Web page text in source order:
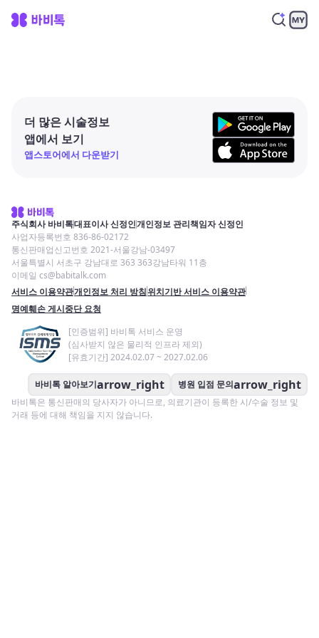
더 많은 시술정보
앱에서 보기
앱스토어에서 다운받기
주식회사 바비톡대표이사 신정인개인정보 관리책임자 신정인
사업자등록번호 836-86-02172
통신판매업신고번호 2021-서울강남-03497
서울특별시 서초구 강남대로 363 363강남타워 11층
이메일 cs@babitalk.com
서비스 이용약관개인정보 처리 방침위치기반 서비스 이용약관
명예훼손 게시중단 요청
[인증범위] 바비톡 서비스 운영
(심사받지 않은 물리적 인프라 제외)
[유효기간] 2024.02.07 ~ 2027.02.06
바비톡 알아보기arrow_right 병원 입점 문의arrow_right
바비톡은 통신판매의 당사자가 아니므로, 의료기관이 등록한 시/수술 정보 및
거래 등에 대해 책임을 지지 않습니다.